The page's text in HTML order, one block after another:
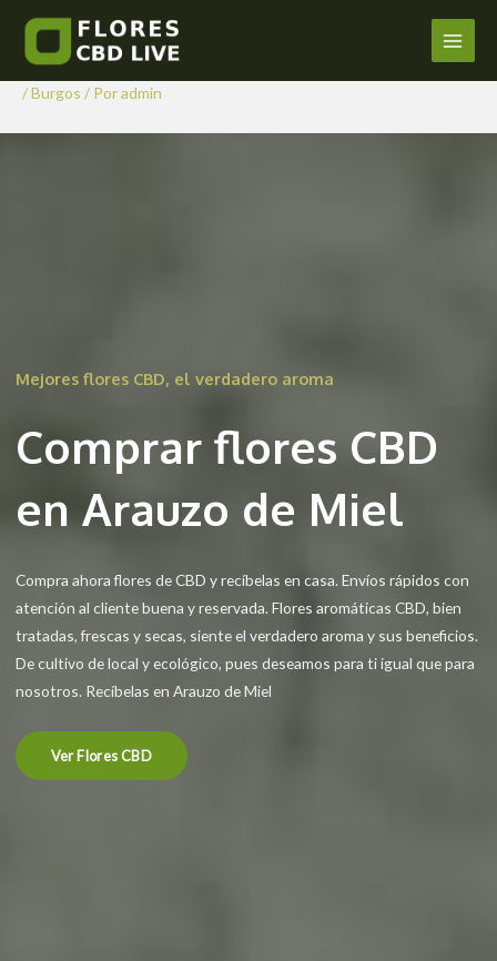
contenido
Main
Comprar Flores CBD en Arauzo
de Miel
/Burgos / Poradmin
Mejores flores CBD, el verdadero aroma
Comprar flores CBD
en Arauzo de Miel
Compra ahora flores de CBD y recíbelas en casa. Envíos rápidos con
atención al cliente buena y reservada. Flores aromáticas CBD, bien
tratadas, frescas y secas, siente el verdadero aroma y sus beneficios.
De cultivo de local y ecológico, pues deseamos para ti igual que para
nosotros. Recíbelas en Arauzo de Miel
Ver Flores CBD